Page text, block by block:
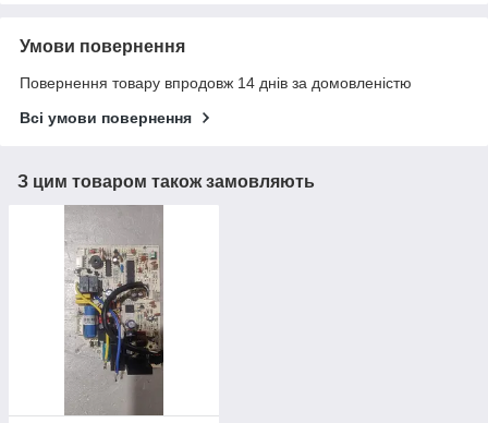
Умови повернення
Повернення товару впродовж 14 днів за домовленістю
Всі умови повернення
З цим товаром також замовляють